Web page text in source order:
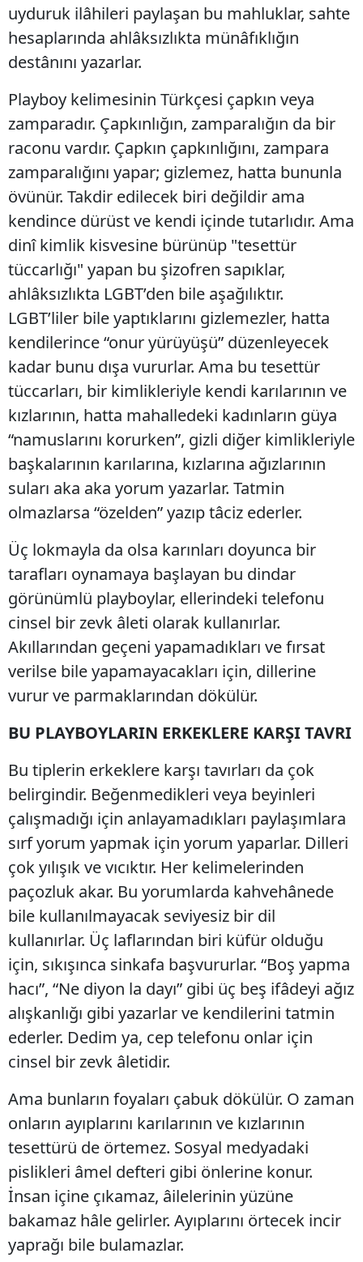
uyduruk ilâhileri paylaşan bu mahluklar, sahte
hesaplarında ahlâksızlıkta münâfıklığın
destânını yazarlar.
Playboy kelimesinin Türkçesi çapkın veya
zamparadır. Çapkınlığın, zamparalığın da bir
raconu vardır. Çapkın çapkınlığını, zampara
zamparalığını yapar; gizlemez, hatta bununla
övünür. Takdir edilecek biri değildir ama
kendince dürüst ve kendi içinde tutarlıdır. Ama
dinî kimlik kisvesine bürünüp "tesettür
tüccarlığı" yapan bu şizofren sapıklar,
ahlâksızlıkta LGBT’den bile aşağılıktır.
LGBT’liler bile yaptıklarını gizlemezler, hatta
kendilerince “onur yürüyüşü” düzenleyecek
kadar bunu dışa vururlar. Ama bu tesettür
tüccarları, bir kimlikleriyle kendi karılarının ve
kızlarının, hatta mahalledeki kadınların güya
“namuslarını korurken”, gizli diğer kimlikleriyle
başkalarının karılarına, kızlarına ağızlarının
suları aka aka yorum yazarlar. Tatmin
olmazlarsa “özelden” yazıp tâciz ederler.
Üç lokmayla da olsa karınları doyunca bir
tarafları oynamaya başlayan bu dindar
görünümlü playboylar, ellerindeki telefonu
cinsel bir zevk âleti olarak kullanırlar.
Akıllarından geçeni yapamadıkları ve fırsat
verilse bile yapamayacakları için, dillerine
vurur ve parmaklarından dökülür.
BU PLAYBOYLARIN ERKEKLERE KARŞI TAVRI
Bu tiplerin erkeklere karşı tavırları da çok
belirgindir. Beğenmedikleri veya beyinleri
çalışmadığı için anlayamadıkları paylaşımlara
sırf yorum yapmak için yorum yaparlar. Dilleri
çok yılışık ve vıcıktır. Her kelimelerinden
paçozluk akar. Bu yorumlarda kahvehânede
bile kullanılmayacak seviyesiz bir dil
kullanırlar. Üç laflarından biri küfür olduğu
için, sıkışınca sinkafa başvururlar. “Boş yapma
hacı”, “Ne diyon la dayı” gibi üç beş ifâdeyi ağız
alışkanlığı gibi yazarlar ve kendilerini tatmin
ederler. Dedim ya, cep telefonu onlar için
cinsel bir zevk âletidir.
Ama bunların foyaları çabuk dökülür. O zaman
onların ayıplarını karılarının ve kızlarının
tesettürü de örtemez. Sosyal medyadaki
pislikleri âmel defteri gibi önlerine konur.
İnsan içine çıkamaz, âilelerinin yüzüne
bakamaz hâle gelirler. Ayıplarını örtecek incir
yaprağı bile bulamazlar.